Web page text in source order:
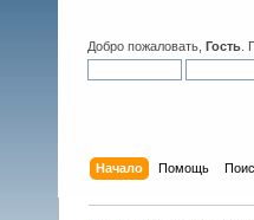
Добро пожаловать, Гость .
Начало Помощь